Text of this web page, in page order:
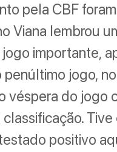
pela CBF
Viana lembrou
importante,
penúltimo jogo,
véspera do jogo
positivo